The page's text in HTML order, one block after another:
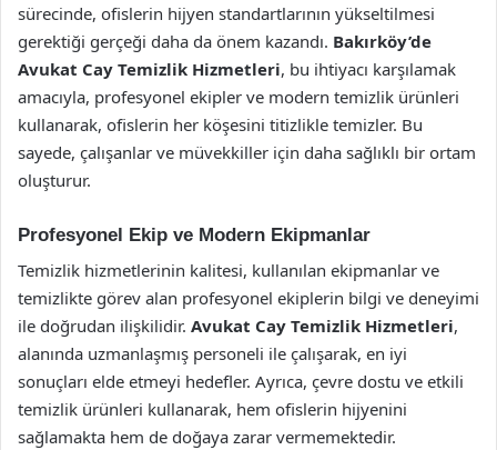
sürecinde, ofislerin hijyen standartlarının yükseltilmesi
gerektiği gerçeği daha da önem kazandı. Bakırköy’de
Avukat Cay Temizlik Hizmetleri, bu ihtiyacı karşılamak
amacıyla, profesyonel ekipler ve modern temizlik ürünleri
kullanarak, ofislerin her köşesini titizlikle temizler. Bu
sayede, çalışanlar ve müvekkiller için daha sağlıklı bir ortam
oluşturur.
Profesyonel Ekip ve Modern Ekipmanlar
Temizlik hizmetlerinin kalitesi, kullanılan ekipmanlar ve
temizlikte görev alan profesyonel ekiplerin bilgi ve deneyimi
ile doğrudan ilişkilidir. Avukat Cay Temizlik Hizmetleri,
alanında uzmanlaşmış personeli ile çalışarak, en iyi
sonuçları elde etmeyi hedefler. Ayrıca, çevre dostu ve etkili
temizlik ürünleri kullanarak, hem ofislerin hijyenini
sağlamakta hem de doğaya zarar vermemektedir.